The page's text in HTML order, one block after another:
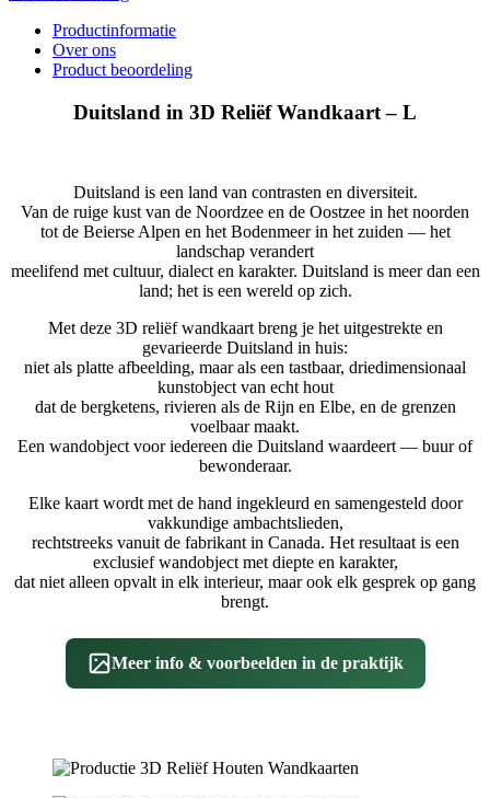
Productinformatie
Over ons
Product beoordeling
Duitsland in 3D Reliëf Wandkaart – L
Duitsland is een land van contrasten en diversiteit.
Van de ruige kust van de Noordzee en de Oostzee in het noorden
tot de Beierse Alpen en het Bodenmeer in het zuiden — het
landschap verandert
meelifend met cultuur, dialect en karakter. Duitsland is meer dan een
land; het is een wereld op zich.
Met deze 3D reliëf wandkaart breng je het uitgestrekte en
gevarieerde Duitsland in huis:
niet als platte afbeelding, maar als een tastbaar, driedimensionaal
kunstobject van echt hout
dat de bergketens, rivieren als de Rijn en Elbe, en de grenzen
voelbaar maakt.
Een wandobject voor iedereen die Duitsland waardeert — buur of
bewonderaar.
Elke kaart wordt met de hand ingekleurd en samengesteld door
vakkundige ambachtslieden,
rechtstreeks vanuit de fabrikant in Canada. Het resultaat is een
exclusief wandobject met diepte en karakter,
dat niet alleen opvalt in elk interieur, maar ook elk gesprek op gang
brengt.
Meer info & voorbeelden in de praktijk